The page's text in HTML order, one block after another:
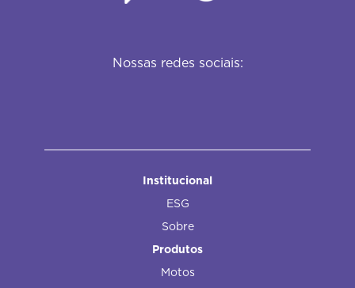
Nossas redes sociais:
Institucional
ESG
Sobre
Produtos
Motos